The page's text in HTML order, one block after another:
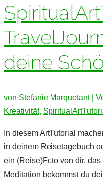
deine
von Stefanie Marquetant|
Kreativität,
In diesem ArtTutorial
in deinem Reisetagebuch
ein (Reise)Foto von dir,
Meditation bekommst du